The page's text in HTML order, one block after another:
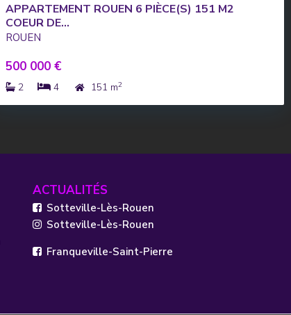
APPARTEMENT ROUEN 6 PIÈCE(S) 151 M2
COEUR DE...
ROUEN
500 000 €
2 4 151 m2
ACTUALITÉS
Sotteville-Lès-Rouen
Sotteville-Lès-Rouen
Franqueville-Saint-Pierre